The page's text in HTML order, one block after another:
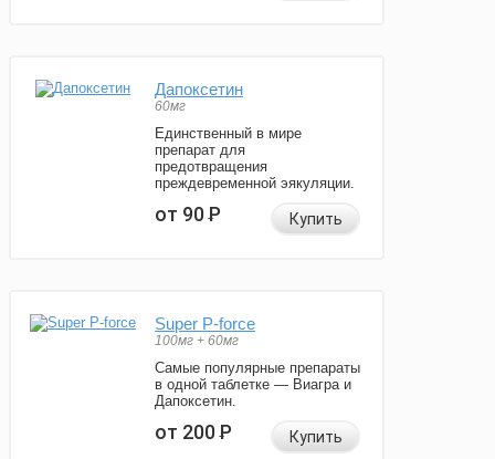
Дапоксетин
60мг
Единственный в мире
препарат для
предотвращения
преждевременной эякуляции.
от 90Р Купить
Super P-force
100мг + 60мг
Самые популярные препараты
в одной таблетке — Виагра и
Дапоксетин.
от 200Р Купить